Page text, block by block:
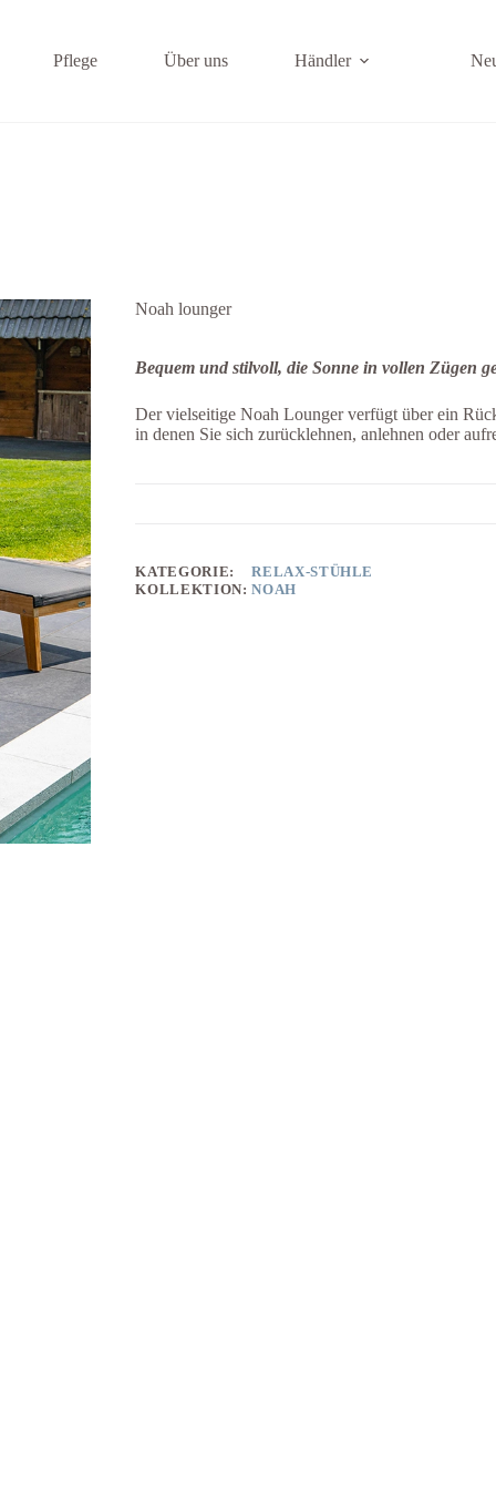
Pflege Über uns Händler
Noah lounger
Bequem und stilvoll, die Sonne in vollen Zügen
Der vielseitige Noah Lounger verfügt über ein
in denen Sie sich zurücklehnen, anlehnen oder
KATEGORIE:
RELAX-STÜHLE
KOLLEKTION: NOAH